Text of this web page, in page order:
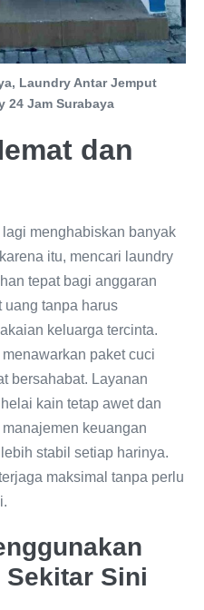
Laundry Antar Jemput
24 Jam Surabaya
dan
menghabiskan banyak
itu, mencari laundry
tepat bagi anggaran
uang tanpa harus
keluarga tercinta.
paket cuci
bersahabat. Layanan
kain tetap awet dan
keuangan
stabil setiap harinya.
maksimal tanpa perlu
Sini